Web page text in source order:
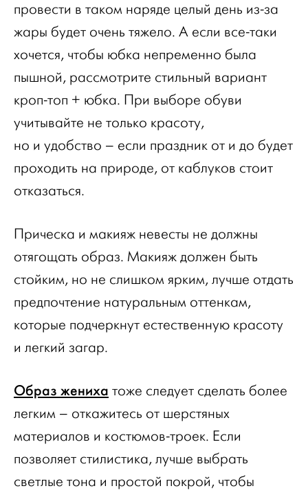
провести в таком наряде целый день из-за
жары будет очень тяжело. А если все-таки
хочется, чтобы юбка непременно была
пышной, рассмотрите стильный вариант
кроп-топ + юбка. При выборе обуви
учитывайте не только красоту,
но и удобство – если праздник от и до будет
проходить на природе, от каблуков стоит
отказаться.
Прическа и макияж невесты не должны
отягощать образ. Макияж должен быть
стойким, но не слишком ярким, лучше отдать
предпочтение натуральным оттенкам,
которые подчеркнут естественную красоту
и легкий загар.
Образ жениха тоже следует сделать более
легким – откажитесь от шерстяных
материалов и костюмов-троек. Если
позволяет стилистика, лучше выбрать
светлые тона и простой покрой, чтобы